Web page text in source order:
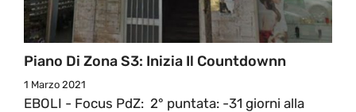
Piano Di Zona S3: Inizia Il Countdownn
1 Marzo 2021
EBOLI - Focus PdZ: 2° puntata: -31 giorni alla